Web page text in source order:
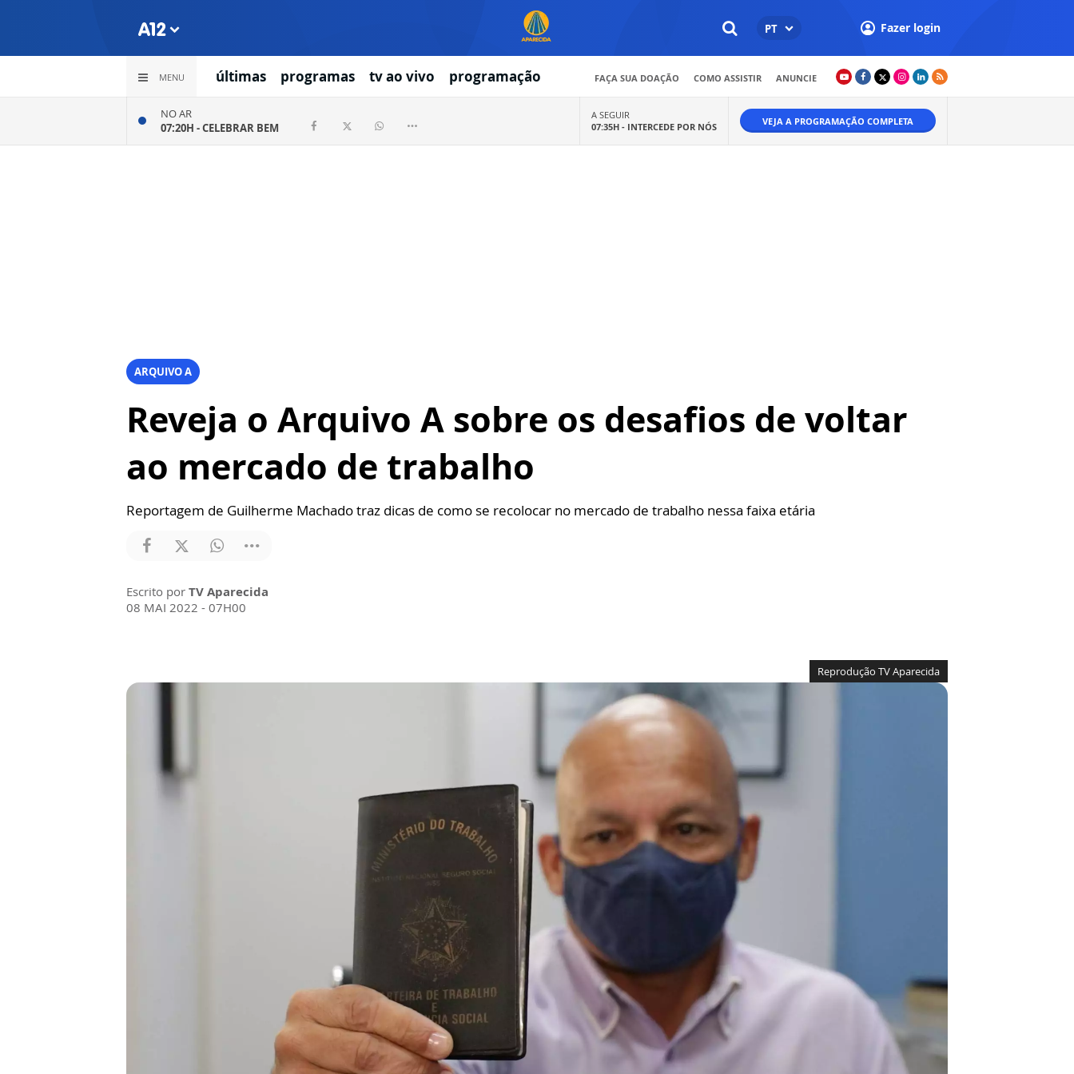
PT Fazer login
MENU últimas programas tv ao vivo programação FAÇA SUA DOAÇÃO COMO ASSISTIR ANUNCIE
NO AR
07:20H -CELEBRAR BEM
A SEGUIR
07:35H - INTERCEDE POR NÓS VEJA A PROGRAMAÇÃO COMPLETA
ARQUIVO A
Reveja o Arquivo A sobre os desafios de voltar
ao mercado de trabalho
Reportagem de Guilherme Machado traz dicas de como se recolocar no mercado de trabalho nessa faixa etária
Escrito por TV Aparecida
08 MAI 2022 - 07H00
Reprodução TV Aparecida